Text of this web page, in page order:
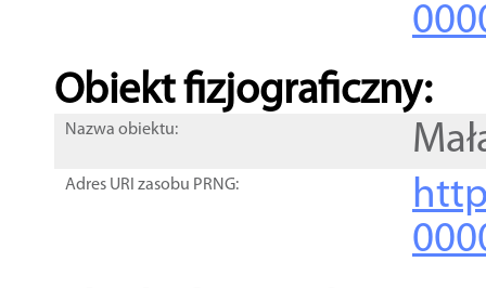
Obiekt fizjograficzny:
Nazwa obiektu:
Adres URI zasobu PRNG: